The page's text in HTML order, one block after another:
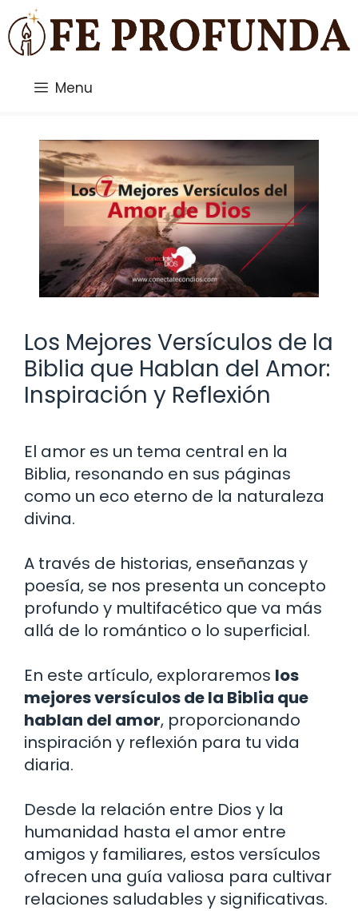
Saltar
al
contenido
Menu
Los Mejores Versículos de la
Biblia que Hablan del Amor:
Inspiración y Reflexión
El amor es un tema central en la
Biblia, resonando en sus páginas
como un eco eterno de la naturaleza
divina.
A través de historias, enseñanzas y
poesía, se nos presenta un concepto
profundo y multifacético que va más
allá de lo romántico o lo superficial.
En este artículo, exploraremos los
mejores versículos de la Biblia que
hablan del amor, proporcionando
inspiración y reflexión para tu vida
diaria.
Desde la relación entre Dios y la
humanidad hasta el amor entre
amigos y familiares, estos versículos
ofrecen una guía valiosa para cultivar
relaciones saludables y significativas.